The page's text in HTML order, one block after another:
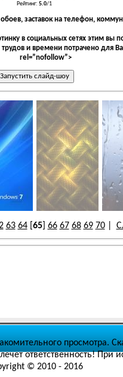
Рейтинг: 5.0/1
заставок на телефон,
в социальных сетях этим вы
и времени потрачено для
rel=”nofollow”>
63 64[ 65] 66 67 68 69 70|
просмотра.
ответственность! При
© 2010 - 2016